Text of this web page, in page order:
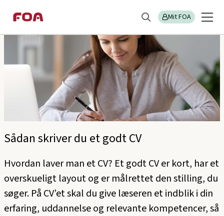
til
hovedindhold
til
hovedmenu
Søg Mit FOA
Sådan skriver du et godt CV
Hvordan laver man et CV? Et godt CV er kort, har et
overskueligt layout og er målrettet den stilling, du
søger. På CV’et skal du give læseren et indblik i din
erfaring, uddannelse og relevante kompetencer, så